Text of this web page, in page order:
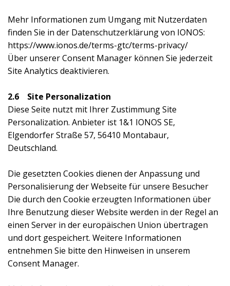
Mehr Informationen zum Umgang mit Nutzerdaten
finden Sie in der Datenschutzerklärung von IONOS:
https://www.ionos.de/terms-gtc/terms-privacy/
Über unserer Consent Manager können Sie jederzeit
Site Analytics deaktivieren.
2.6 Site Personalization
Diese Seite nutzt mit Ihrer Zustimmung Site
Personalization. Anbieter ist 1&1 IONOS SE,
Elgendorfer Straße 57, 56410 Montabaur,
Deutschland.
Die gesetzten Cookies dienen der Anpassung und
Personalisierung der Webseite für unsere Besucher
Die durch den Cookie erzeugten Informationen über
Ihre Benutzung dieser Website werden in der Regel an
einen Server in der europäischen Union übertragen
und dort gespeichert. Weitere Informationen
entnehmen Sie bitte den Hinweisen in unserem
Consent Manager.